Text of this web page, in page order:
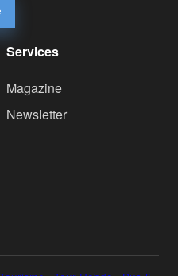
Services
Magazine
Newsletter